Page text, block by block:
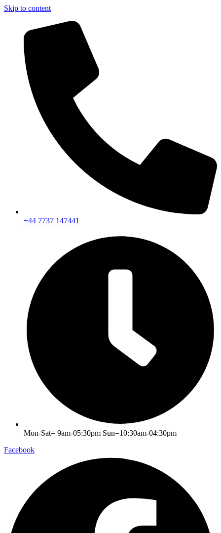
Skip to content
+44 7737 147441
Mon-Sat= 9am-05:30pm Sun=10:30am-04:30pm
Facebook